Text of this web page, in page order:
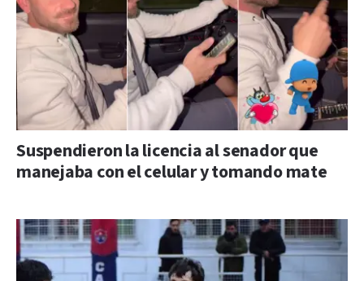
Suspendieron la licencia al senador que
manejaba con el celular y tomando mate